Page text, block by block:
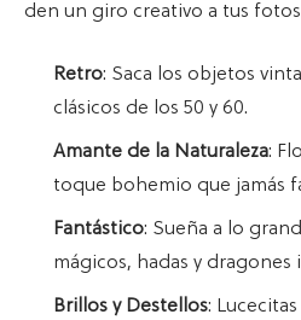
den un giro creativo a tus
Retro: Saca los objetos
clásicos de los 50 y 60.
Amante de la Naturaleza:
toque bohemio que jamás
Fantástico: Sueña a lo
mágicos, hadas y dragones
Brillos y Destellos: